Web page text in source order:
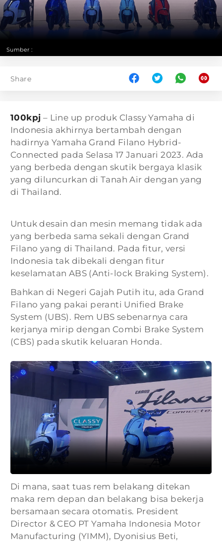
Sumber :
Share
100kpj – Line up produk Classy Yamaha di
Indonesia akhirnya bertambah dengan
hadirnya Yamaha Grand Filano Hybrid-
Connected pada Selasa 17 Januari 2023. Ada
yang berbeda dengan skutik bergaya klasik
yang diluncurkan di Tanah Air dengan yang
di Thailand.
Untuk desain dan mesin memang tidak ada
yang berbeda sama sekali dengan Grand
Filano yang di Thailand. Pada fitur, versi
Indonesia tak dibekali dengan fitur
keselamatan ABS (Anti-lock Braking System).
Bahkan di Negeri Gajah Putih itu, ada Grand
Filano yang pakai peranti Unified Brake
System (UBS). Rem UBS sebenarnya cara
kerjanya mirip dengan Combi Brake System
(CBS) pada skutik keluaran Honda.
Di mana, saat tuas rem belakang ditekan
maka rem depan dan belakang bisa bekerja
bersamaan secara otomatis. President
Director & CEO PT Yamaha Indonesia Motor
Manufacturing (YIMM), Dyonisius Beti,